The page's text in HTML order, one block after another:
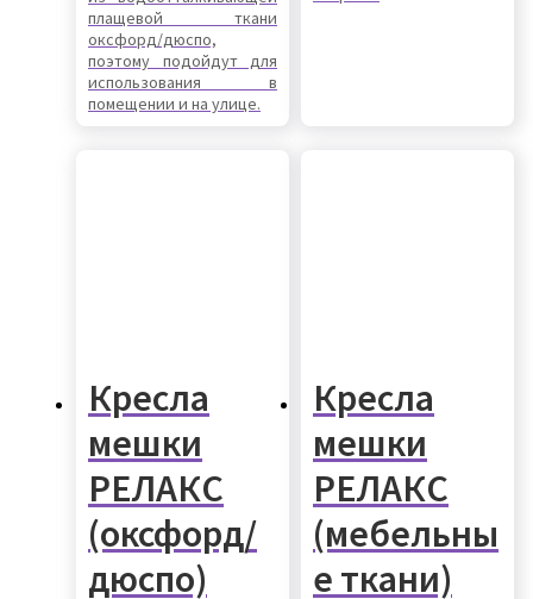
плащевой ткани
оксфорд/дюспо,
поэтому подойдут для
использования в
помещении и на улице.
Креслa
мешки
РЕЛАКС
(оксфорд/
дюспо)
Креслa
мешки
РЕЛАКС
(мебельны
е ткани)